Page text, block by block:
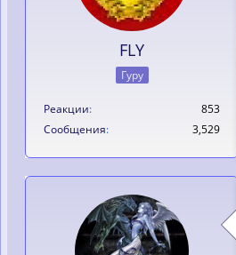
FLY
Гуру
Реакции
853
Сообщения
3,529